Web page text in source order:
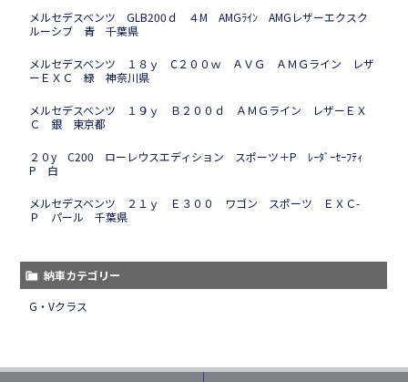
メルセデスベンツ GLB200ｄ ４M AMGﾗｲﾝ AMGレザーエクスク
ルーシブ 青 千葉県
メルセデスベンツ １８ｙ C２００ｗ ＡＶＧ ＡＭＧライン レザ
ーＥＸＣ 緑 神奈川県
メルセデスベンツ １９ｙ Ｂ２００ｄ ＡＭＧライン レザーＥＸ
Ｃ 銀 東京都
２０y C200 ローレウスエディション スポーツ＋P ﾚｰﾀﾞｰｾｰﾌﾃｨ
P 白
メルセデスベンツ ２１ｙ Ｅ３００ ワゴン スポーツ ＥＸＣ-
Ｐ パール 千葉県
納車カテゴリー
G・Vクラス